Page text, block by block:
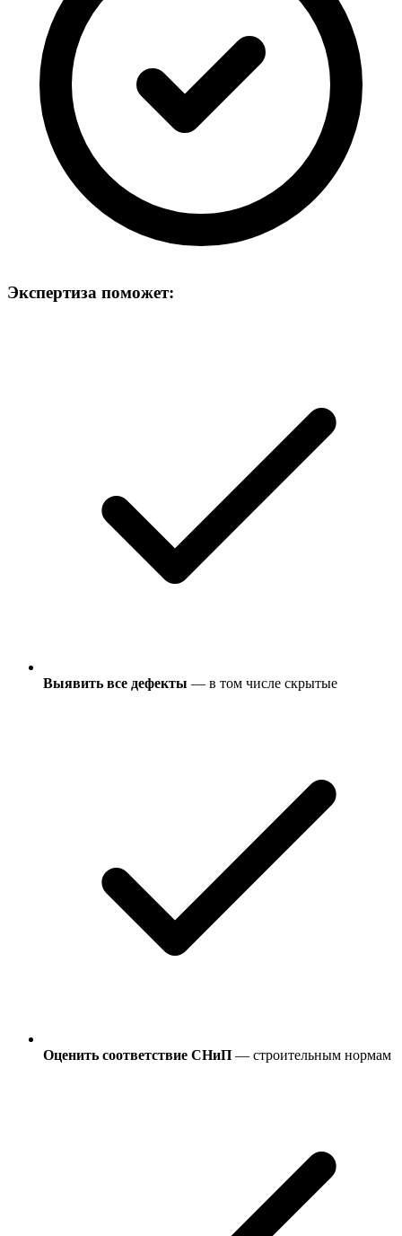
Экспертиза поможет:
Выявить все дефекты — в том числе скрытые
Оценить соответствие СНиП — строительным нормам